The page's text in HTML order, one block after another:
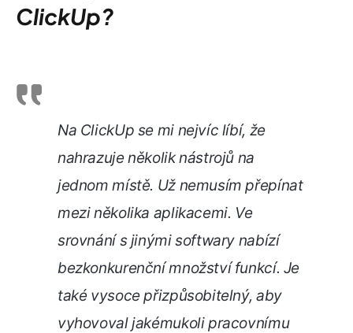
ClickUp?
Na ClickUp se mi nejvíc líbí, že
nahrazuje několik nástrojů na
jednom místě. Už nemusím přepínat
mezi několika aplikacemi. Ve
srovnání s jinými softwary nabízí
bezkonkurenční množství funkcí. Je
také vysoce přizpůsobitelný, aby
vyhovoval jakémukoli pracovnímu